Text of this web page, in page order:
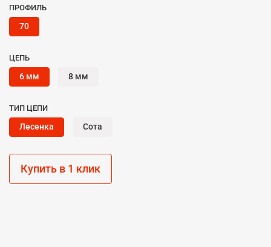
Купить в 1 клик
ПРОФИЛЬ
70
ЦЕПЬ
6 мм 8 мм
ТИП ЦЕПИ
Лесенка Сота